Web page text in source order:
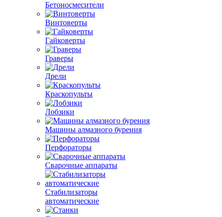
Бетоносмесители
Винтоверты
Гайковерты
Граверы
Дрели
Краскопульты
Лобзики
Машины алмазного бурения
Перфораторы
Сварочные аппараты
Стабилизаторы
автоматические